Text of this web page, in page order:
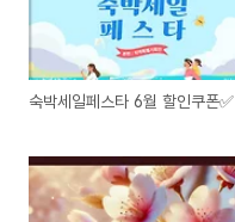
숙박세일페스타 6월 할인쿠폰✅